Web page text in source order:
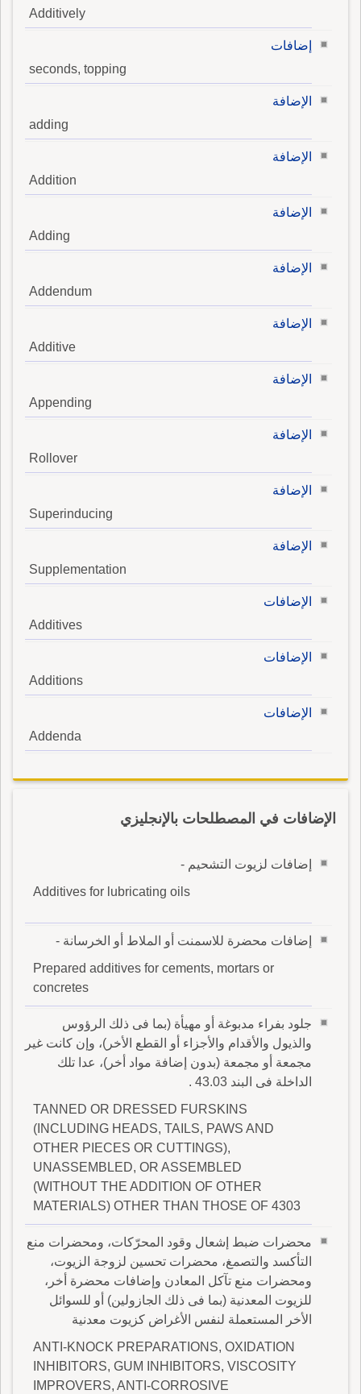
Additively
إضافات
seconds, topping
الإضافة
adding
الإضافة
Addition
الإضافة
Adding
الإضافة
Addendum
الإضافة
Additive
الإضافة
Appending
الإضافة
Rollover
الإضافة
Superinducing
الإضافة
Supplementation
الإضافات
Additives
الإضافات
Additions
الإضافات
Addenda
الإضافات في المصطلحات بالإنجليزي
إضافات لزيوت التشحيم -
Additives for lubricating oils
إضافات محضرة للاسمنت أو الملاط أو الخرسانة -
Prepared additives for cements, mortars or
concretes
جلود بفراء مدبوغة أو مهيأة (بما فى ذلك الرؤوس
والذيول والأقدام والأجزاء أو القطع الأخر)، وإن كانت غير
مجمعة أو مجمعة (بدون إضافة مواد أخر)، عدا تلك
الداخلة فى البند 43.03 .
TANNED OR DRESSED FURSKINS
(INCLUDING HEADS, TAILS, PAWS AND
OTHER PIECES OR CUTTINGS),
UNASSEMBLED, OR ASSEMBLED
(WITHOUT THE ADDITION OF OTHER
MATERIALS) OTHER THAN THOSE OF 4303
محضرات ضبط إشعال وقود المحرّكات، ومحضرات منع
التأكسد والتصمغ، محضرات تحسين لزوجة الزيوت،
ومحضرات منع تآكل المعادن وإضافات محضرة أخر،
للزيوت المعدنية (بما فى ذلك الجازولين) أو للسوائل
الأخر المستعملة لنفس الأغراض كزيوت معدنية
ANTI-KNOCK PREPARATIONS, OXIDATION
INHIBITORS, GUM INHIBITORS, VISCOSITY
IMPROVERS, ANTI-CORROSIVE